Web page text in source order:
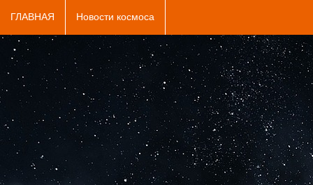
ГЛАВНАЯ Новости космоса